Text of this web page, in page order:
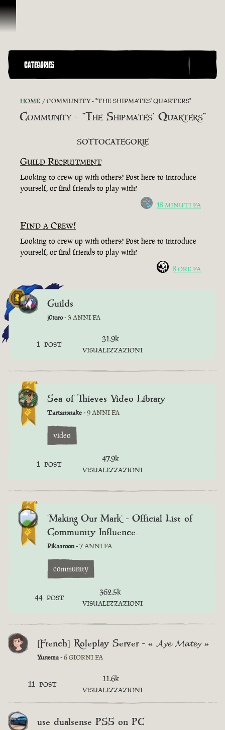
Vai al contenuto
CATEGORIES
HOME COMMUNITY - "THE SHIPMATES' QUARTERS"
Community - "The Shipmates' Quarters"
SOTTOCATEGORIE
Guild Recruitment
Looking to crew up with others? Post here to introduce
yourself, or find friends to play with!
18 MINUTI FA
Find a Crew!
Looking to crew up with others? Post here to introduce
yourself, or find friends to play with!
8 ORE FA
Guilds
j0toro -3 ANNI FA
1 POST
31.9k
VISUALIZZAZIONI
Sea of Thieves Video Library
Tartansnake -9 ANNI FA
video
1 POST
47.9k
VISUALIZZAZIONI
'Making Our Mark' - Official List of
Community Influence.
Pikaaroon -7 ANNI FA
community
44 POST
362.5k
VISUALIZZAZIONI
[French] Roleplay Server - « 𝓐𝔂𝓮 𝓜𝓪𝓽𝓮𝔂 »
Yunema -6 GIORNI FA
11 POST
11.6k
VISUALIZZAZIONI
use dualsense PS5 on PC